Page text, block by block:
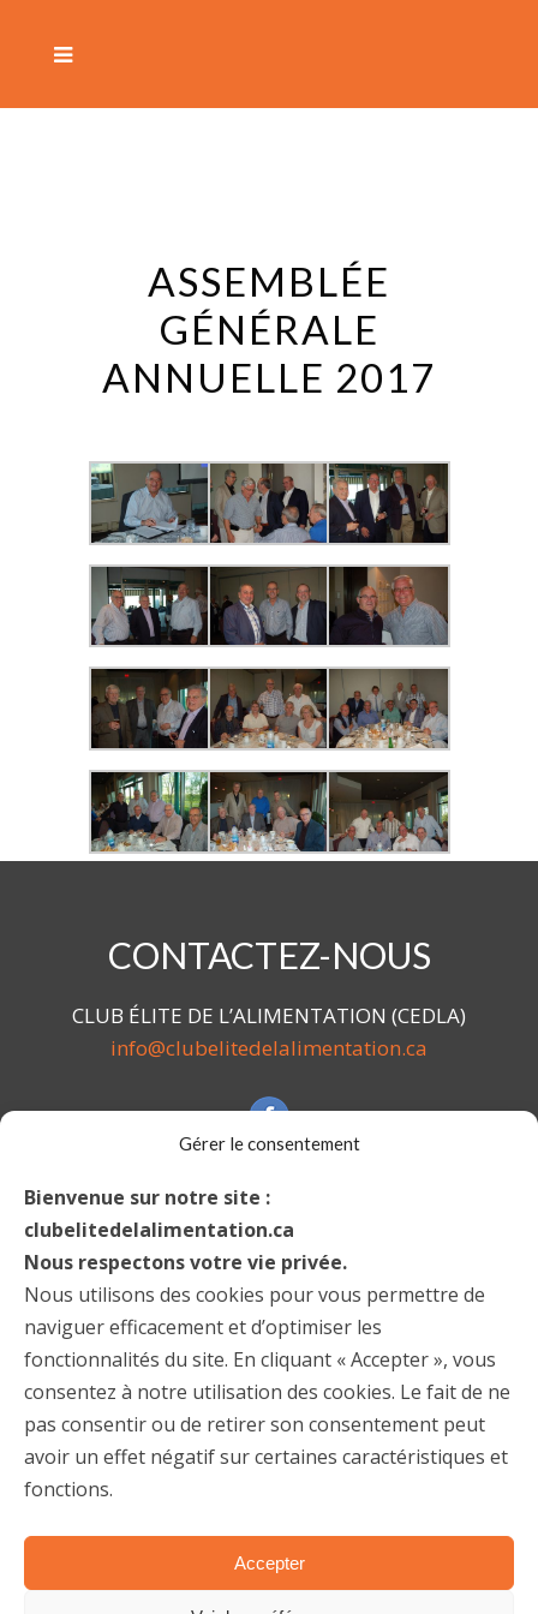
Gérer le consentement
Bienvenue sur notre site :
clubelitedelalimentation.ca
Nous respectons votre vie privée.
Nous utilisons des cookies pour vous permettre de
naviguer efficacement et d’optimiser les
fonctionnalités du site. En cliquant « Accepter », vous
consentez à notre utilisation des cookies. Le fait de ne
pas consentir ou de retirer son consentement peut
avoir un effet négatif sur certaines caractéristiques et
fonctions.
Accepter
ASSEMBLÉE
GÉNÉRALE
ANNUELLE 2017
CONTACTEZ-NOUS
CLUB ÉLITE DE L’ALIMENTATION (CEDLA)
info@clubelitedelalimentation.ca
DEVENEZ MEMBRE
Le Club Élite est un groupe actif permettant à ses membres de
fraterniser et de conserver un lien avec le milieu de l’alimentation.
Joignez-vous à nous!